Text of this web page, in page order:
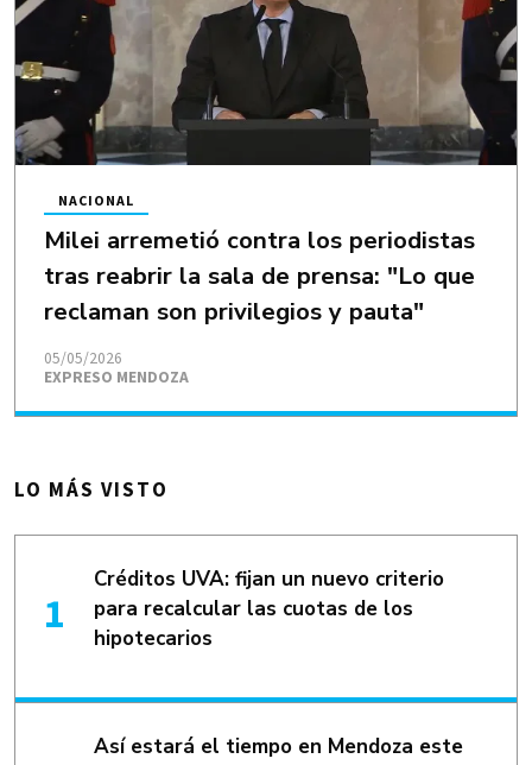
Milei arremetió contra los periodistas
tras reabrir la sala de prensa: "Lo que
reclaman son privilegios y pauta"
EXPRESO MENDOZA
NACIONAL
05/05/2026
LO MÁS VISTO
Créditos UVA: fijan un nuevo criterio
para recalcular las cuotas de los
hipotecarios
Así estará el tiempo en Mendoza este